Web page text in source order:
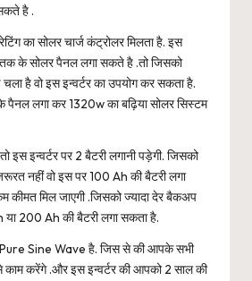
है .
का सोलर चार्ज कंट्रोलर मिलता है. इस
के सोलर पैनल लगा सकते है .तो जिसको
है वो इस इन्वर्टर का उपयोग कर सकता है.
पैनल लगा कर 1320w का बढ़िया सोलर सिस्टम
इस इन्वर्टर पर 2 बैटरी लगानी पड़ेगी. जिसको
नहीं वो इस पर 100 Ah की बैटरी लगा
मिल जाएगी .जिसको ज्यादा देर बैकअप
या 200 Ah की बैटरी लगा सकता है.
Sine Wave है. जिस से की आपके सभी
करेंगे .और इस इन्वर्टर की आपको 2 साल की